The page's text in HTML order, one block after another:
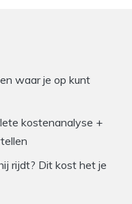
waar je op kunt
kostenanalyse +
rijdt? Dit kost het je